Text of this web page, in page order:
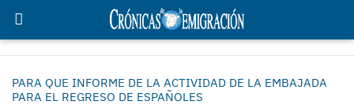
PARA QUE INFORME DE LA ACTIVIDAD DE LA EMBAJADA
PARA EL REGRESO DE ESPAÑOLES